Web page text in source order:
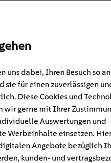
uns dabei, Ihren Besuch so
sie für einen zuverlässigen
Diese Cookies und
wir gerne mit Ihrer
Auswertungen und
Werbeinhalte einsetzen.
Angebote bezüglich
kunden- und